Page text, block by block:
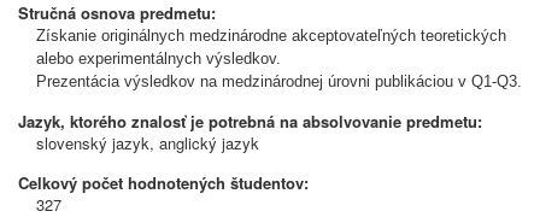
Stručná osnova predmetu:
Získanie originálnych medzinárodne akceptovateľných teoretických
alebo experimentálnych výsledkov.
Prezentácia výsledkov na medzinárodnej úrovni publikáciou v Q1-Q3.
Jazyk, ktorého znalosť je potrebná na absolvovanie predmetu:
slovenský jazyk, anglický jazyk
Celkový počet hodnotených študentov:
327